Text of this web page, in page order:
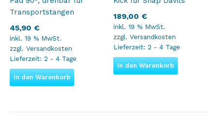
Transportstangen
45,90 €
inkl. 19 % MwSt.
zzgl. Versandkosten
Lieferzeit: 2 - 4 Tage
In den Warenkorb
189,00 €
inkl. 19 % MwSt.
zzgl. Versandkosten
Lieferzeit: 2 - 4 Tage
In den Warenkorb